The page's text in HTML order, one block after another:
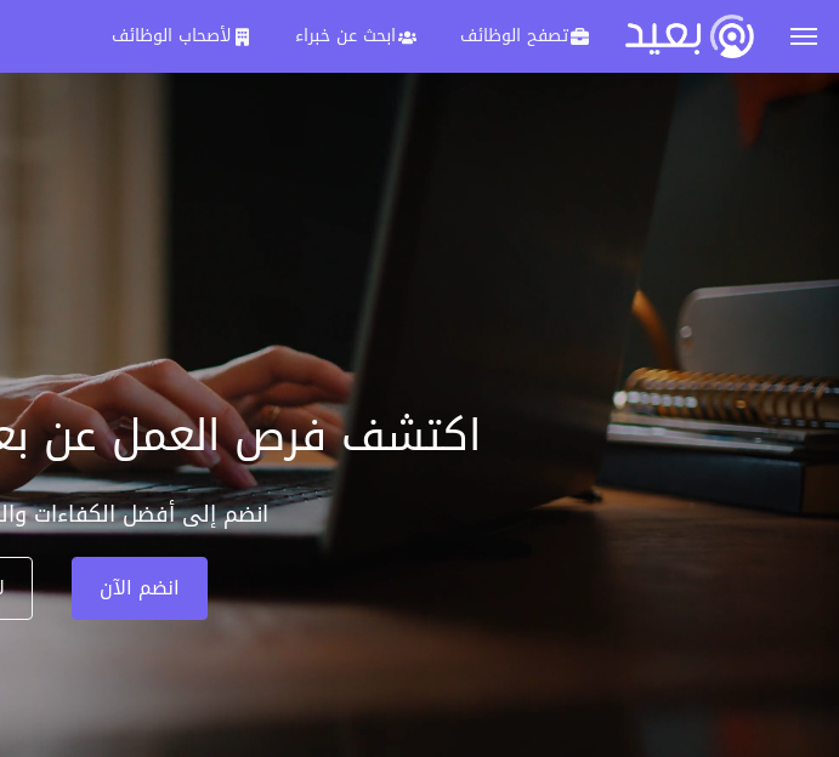
تصفح الوظائف ابحث عن خبراء لأصحاب الوظائف
اكتشف فرص العمل عن
انضم إلى أفضل الكفاءات
انضم الآن